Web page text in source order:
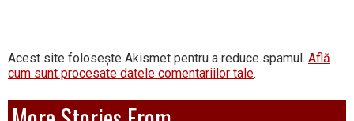
Acest site folosește Akismet pentru a reduce spamul. Află
cum sunt procesate datele comentariilor tale.